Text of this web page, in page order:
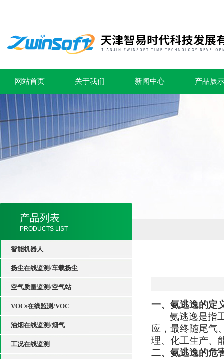
网站首页 关于我们 新闻中心 产品展
产品列表
PRODUCTS LIST
智能机器人
扬尘在线监测/车载扬尘
空气质量监测/空气站
VOCs在线监测/VOC
油烟在线监测/烟气
工况在线监测
一、氨逃逸的定
氨逃逸是指
应，最终随尾气
理、化工生产、
二、氨逃逸的危